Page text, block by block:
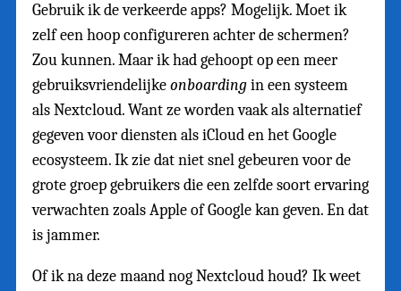
Gebruik ik de verkeerde apps? Mogelijk. Moet ik
zelf een hoop configureren achter de schermen?
Zou kunnen. Maar ik had gehoopt op een meer
gebruiksvriendelijkeonboardingin een systeem
als Nextcloud. Want ze worden vaak als alternatief
gegeven voor diensten als iCloud en het Google
ecosysteem. Ik zie dat niet snel gebeuren voor de
grote groep gebruikers die een zelfde soort ervaring
verwachten zoals Apple of Google kan geven. En dat
is jammer.
Of ik na deze maand nog Nextcloud houd? Ik weet